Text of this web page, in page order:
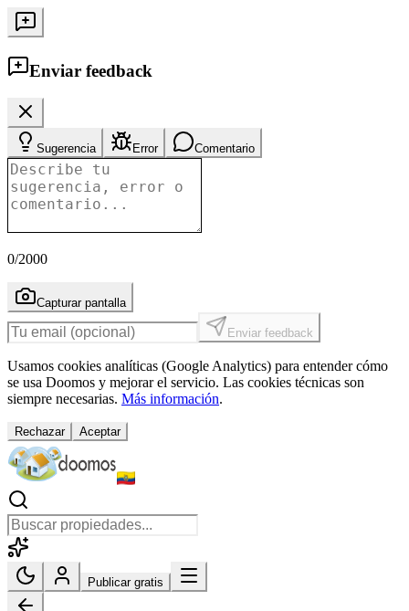
Enviar feedback
Sugerencia Error Comentario
0/2000
Capturar pantalla
Enviar feedback
Usamos cookies analíticas (Google Analytics) para entender cómo
se usa Doomos y mejorar el servicio. Las cookies técnicas son
siempre necesarias. Más información.
Rechazar Aceptar
Publicar gratis